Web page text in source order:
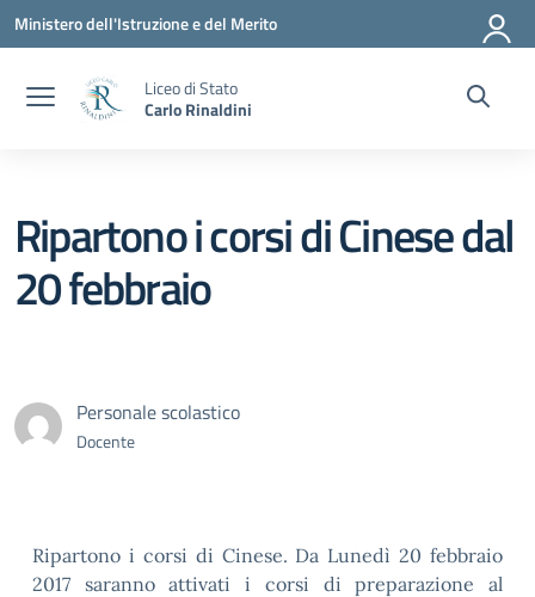
Vai ai contenuti
Vai al menu di navigazione
Vai al footer
Ministero dell'Istruzione e del Merito
Liceo di Stato
Carlo Rinaldini
Ripartono i corsi di Cinese dal
20 febbraio
Personale scolastico
Docente
Ripartono i corsi di Cinese. Da Lunedì 20 febbraio
2017 saranno attivati i corsi di preparazione al